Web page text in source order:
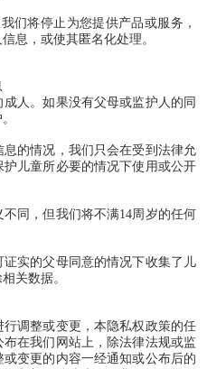
们将停止为您提供产品或服务，
息，或使其匿名化处理。
人。如果没有父母或监护人的同
的情况，我们只会在受到法律允
儿童所必要的情况下使用或公开
不同，但我们将不满14周岁的任何
实的父母同意的情况下收集了儿
关数据。
调整或变更，本隐私权政策的任
在我们网站上，除法律法规或监
变更的内容一经通知或公布后的